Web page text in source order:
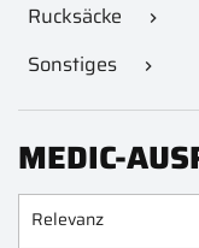
Rucksäcke 
Sonstiges 
MEDIC-
Relevanz